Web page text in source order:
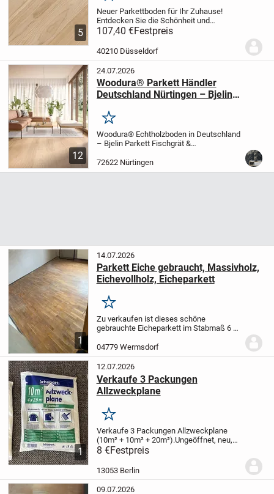
5
Neuer Parkettboden für Ihr Zuhause!
Entdecken Sie die Schönheit und
Langlebigkeit von Parkettböden bei Belat!
Rustikale 45° 16 x 70 x 426mm jetzt für
€110.65/m²Rustikale 45° 22 x 70 x
107,40 €Festpreis
40210 Düsseldorf
12
24.07.2026
Woodura® Parkett Händler
Deutschland Nürtingen – Bjelin
Landhausdielen: Apuani Fliesen &
Parkett Showroom bei Stuttgart
Merken
Woodura® Echtholzboden in Deutschland
– Bjelin Parkett Fischgrät &
Sweden.Sie suchen einen hochwertigen
Echtholzboden, der modernes Design,
72622 Nürtingen
1
14.07.2026
Parkett Eiche gebraucht, Massivholz,
Eichevollholz, Eicheparkett
Merken
Zu verkaufen ist dieses schöne
gebrauchte Eicheparkett im Stabmaß 6 x
Schiffsbodenmuster wie auf dem Foto.
Die ca. 22 mm dicken Eichestäbe eignen
sich für große...
04779 Wermsdorf
1
12.07.2026
Verkaufe 3 Packungen
Allzweckplane
Merken
Verkaufe 3 Packungen Allzweckplane
(10m² + 10m² + 20m²).Ungeöffnet, neu,
Marke Schabert
8 €Festpreis
13053 Berlin
09.07.2026